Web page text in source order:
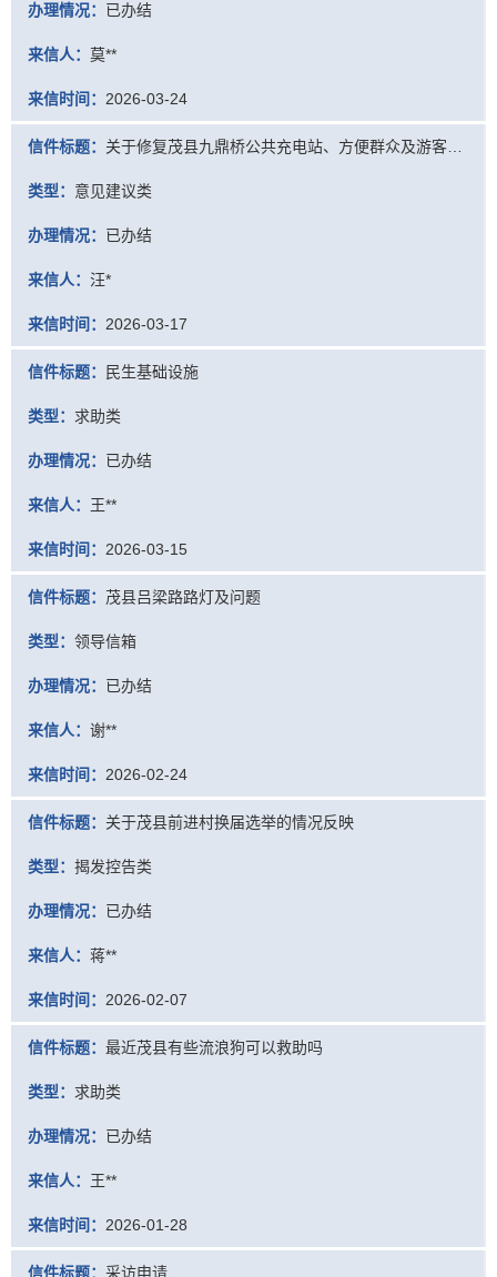
办理情况： 已办结
来信人： 莫**
来信时间： 2026-03-24
信件标题：
类型： 意见建议类
办理情况： 已办结
来信人： 汪*
来信时间： 2026-03-17
信件标题： 民生基础设施
类型： 求助类
办理情况： 已办结
来信人： 王**
来信时间： 2026-03-15
信件标题： 茂县吕梁路路灯及问题
类型： 领导信箱
办理情况： 已办结
来信人： 谢**
来信时间： 2026-02-24
信件标题： 关于茂县前进村换届选举的情况反映
类型： 揭发控告类
办理情况： 已办结
来信人： 蒋**
来信时间： 2026-02-07
信件标题： 最近茂县有些流浪狗可以救助吗
类型： 求助类
办理情况： 已办结
来信人： 王**
来信时间： 2026-01-28
信件标题： 采访申请